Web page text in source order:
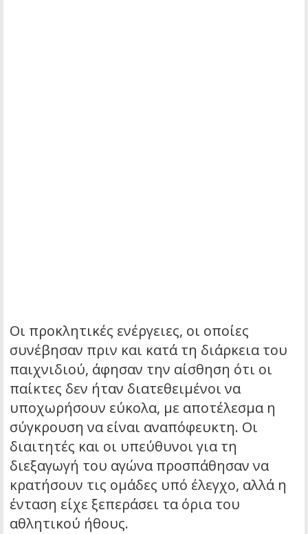
Οι προκλητικές ενέργειες, οι οποίες
συνέβησαν πριν και κατά τη διάρκεια του
παιχνιδιού, άφησαν την αίσθηση ότι οι
παίκτες δεν ήταν διατεθειμένοι να
υποχωρήσουν εύκολα, με αποτέλεσμα η
σύγκρουση να είναι αναπόφευκτη. Οι
διαιτητές και οι υπεύθυνοι για τη
διεξαγωγή του αγώνα προσπάθησαν να
κρατήσουν τις ομάδες υπό έλεγχο, αλλά η
ένταση είχε ξεπεράσει τα όρια του
αθλητικού ήθους.